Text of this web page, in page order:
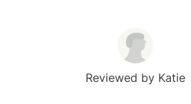
Reviewed by Katie